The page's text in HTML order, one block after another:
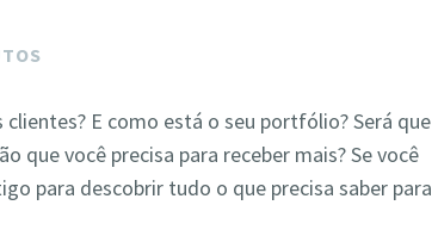
E como está o seu portfólio? Será que
que você precisa para receber mais? Se você
para descobrir tudo o que precisa saber para